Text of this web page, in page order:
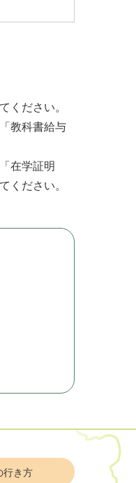
ください。
教科書給与
在学証明
ください。
行き方